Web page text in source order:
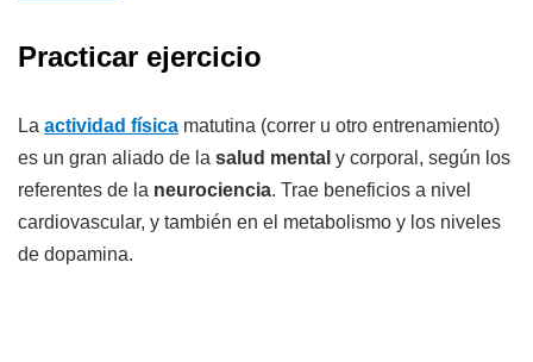
Practicar ejercicio
La actividad física matutina (correr u otro entrenamiento)
es un gran aliado de la salud mental y corporal, según los
referentes de la neurociencia. Trae beneficios a nivel
cardiovascular, y también en el metabolismo y los niveles
de dopamina.